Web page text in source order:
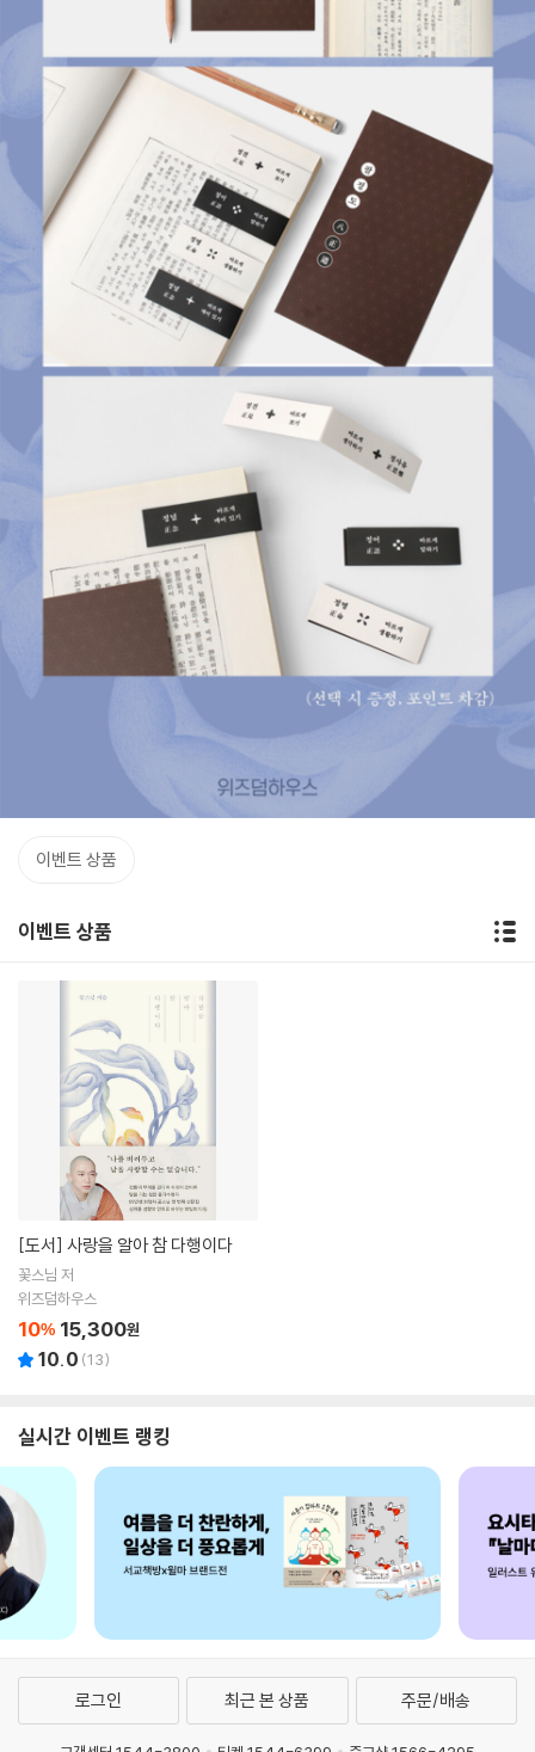
이벤트 상품
이벤트 상품
[도서] 사랑을 알아 참 다행이다
꽃스님 저
위즈덤하우스
10% 15,300원
10.0 (13)
실시간 이벤트 랭킹
로그인 최근 본 상품 주문/배송